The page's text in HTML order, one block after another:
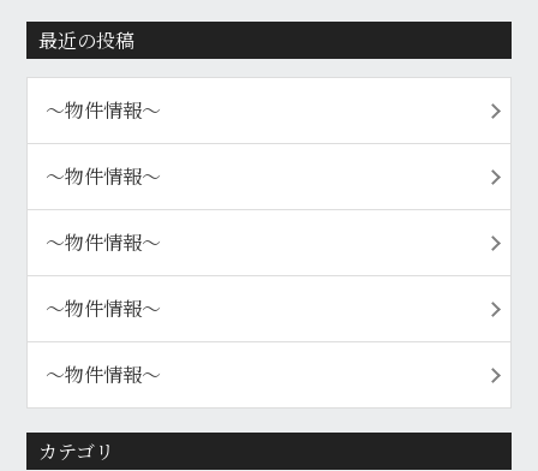
最近の投稿
〜物件情報〜
〜物件情報〜
〜物件情報〜
〜物件情報〜
〜物件情報〜
カテゴリ